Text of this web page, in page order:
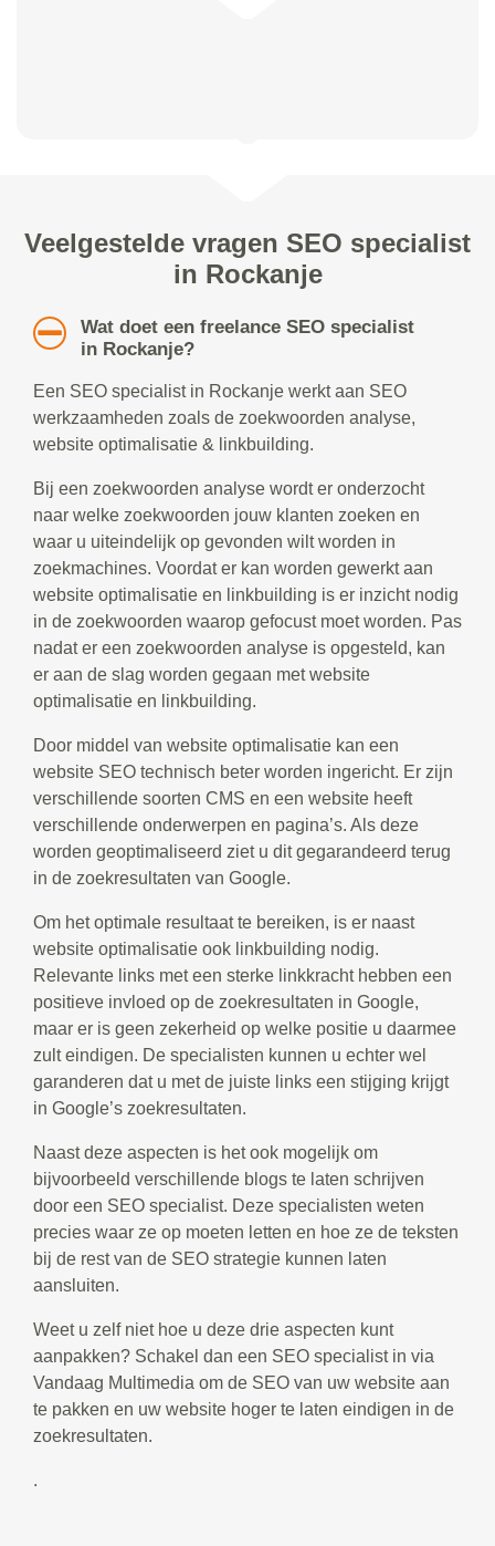
Veelgestelde vragen SEO specialist
in Rockanje
Wat doet een freelance SEO specialist
in Rockanje?
Een SEO specialist in Rockanje werkt aan SEO
werkzaamheden zoals de zoekwoorden analyse,
website optimalisatie & linkbuilding.
Bij een zoekwoorden analyse wordt er onderzocht
naar welke zoekwoorden jouw klanten zoeken en
waar u uiteindelijk op gevonden wilt worden in
zoekmachines. Voordat er kan worden gewerkt aan
website optimalisatie en linkbuilding is er inzicht nodig
in de zoekwoorden waarop gefocust moet worden. Pas
nadat er een zoekwoorden analyse is opgesteld, kan
er aan de slag worden gegaan met website
optimalisatie en linkbuilding.
Door middel van website optimalisatie kan een
website SEO technisch beter worden ingericht. Er zijn
verschillende soorten CMS en een website heeft
verschillende onderwerpen en pagina’s. Als deze
worden geoptimaliseerd ziet u dit gegarandeerd terug
in de zoekresultaten van Google.
Om het optimale resultaat te bereiken, is er naast
website optimalisatie ook linkbuilding nodig.
Relevante links met een sterke linkkracht hebben een
positieve invloed op de zoekresultaten in Google,
maar er is geen zekerheid op welke positie u daarmee
zult eindigen. De specialisten kunnen u echter wel
garanderen dat u met de juiste links een stijging krijgt
in Google’s zoekresultaten.
Naast deze aspecten is het ook mogelijk om
bijvoorbeeld verschillende blogs te laten schrijven
door een SEO specialist. Deze specialisten weten
precies waar ze op moeten letten en hoe ze de teksten
bij de rest van de SEO strategie kunnen laten
aansluiten.
Weet u zelf niet hoe u deze drie aspecten kunt
aanpakken? Schakel dan een SEO specialist in via
Vandaag Multimedia om de SEO van uw website aan
te pakken en uw website hoger te laten eindigen in de
zoekresultaten.
.